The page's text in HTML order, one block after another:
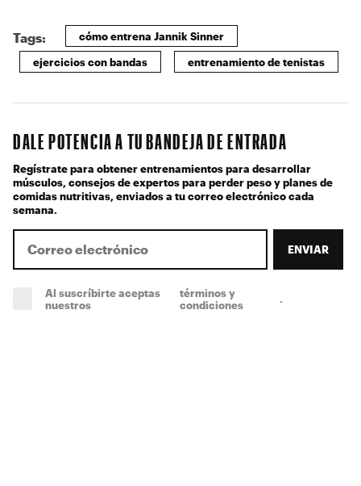
Tags: cómo entrena Jannik Sinner
ejercicios con bandas entrenamiento de tenistas
DALE POTENCIA A TU BANDEJA DE ENTRADA
Regístrate para obtener entrenamientos para desarrollar
músculos, consejos de expertos para perder peso y planes de
comidas nutritivas, enviados a tu correo electrónico cada
semana.
ENVIAR
Al suscríbirte aceptas
nuestros
términos y
condiciones
.